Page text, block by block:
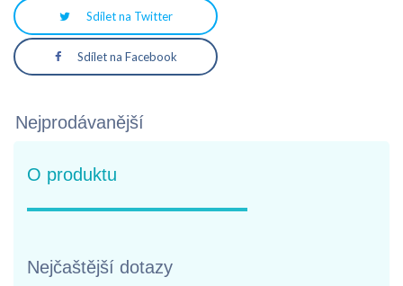
Sdílet na Twitter
Sdílet na Facebook
Nejprodávanější
O produktu
Nejčaštější dotazy